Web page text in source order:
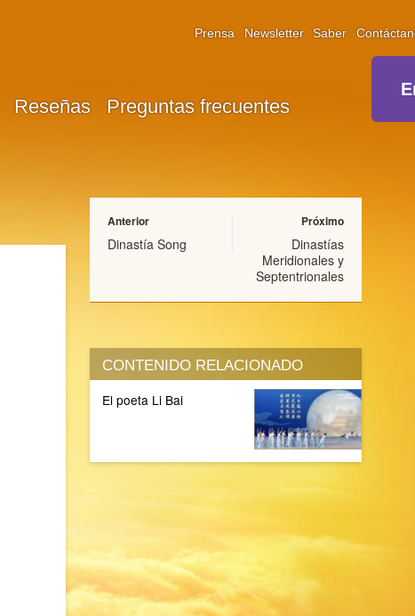
Reseñas Preguntas frecuentes
Prensa Newsletter Saber
Anterior
Dinastía Song
Próximo
Dinastías
Meridionales y
Septentrionales
CONTENIDO RELACIONADO
El poeta Li Bai